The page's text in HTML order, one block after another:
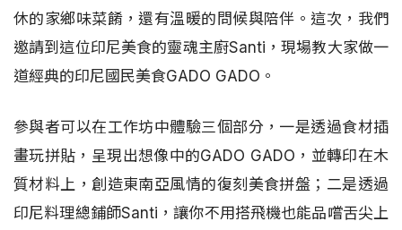
休的家鄉味菜餚，還有溫暖的問候與陪伴。這次，我們
邀請到這位印尼美食的靈魂主廚Santi，現場教大家做一
道經典的印尼國民美食GADO GADO。
參與者可以在工作坊中體驗三個部分，一是透過食材插
畫玩拼貼，呈現出想像中的GADO GADO，並轉印在木
質材料上，創造東南亞風情的復刻美食拼盤；二是透過
印尼料理總鋪師Santi，讓你不用搭飛機也能品嚐舌尖上